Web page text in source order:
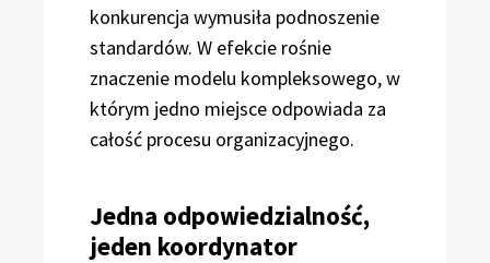
konkurencja wymusiła podnoszenie
standardów. W efekcie rośnie
znaczenie modelu kompleksowego, w
którym jedno miejsce odpowiada za
całość procesu organizacyjnego.
Jedna odpowiedzialność,
jeden koordynator